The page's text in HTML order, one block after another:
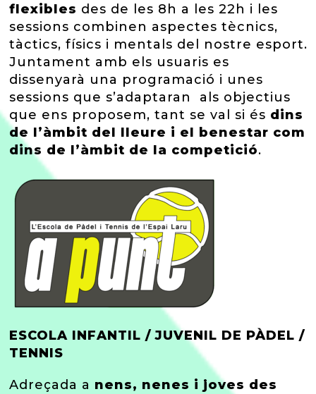
flexibles des de les 8h a les 22h i les
sessions combinen aspectes tècnics,
tàctics, físics i mentals del nostre esport.
Juntament amb els usuaris es
dissenyarà una programació i unes
sessions que s’adaptaran als objectius
que ens proposem, tant se val si és dins
de l’àmbit del lleure i el benestar com
dins de l’àmbit de la competició.
ESCOLA INFANTIL / JUVENIL DE PÀDEL /
TENNIS
Adreçada a nens, nenes i joves des